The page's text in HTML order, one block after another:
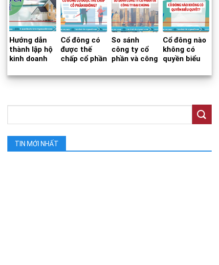
Hướng dẫn
thành lập hộ
kinh doanh
Cổ đông có
được thế
chấp cổ phần
không?
So sánh
công ty cổ
phần và công
Cổ đông nào
không có
quyền biểu
TIN MỚI NHẤT